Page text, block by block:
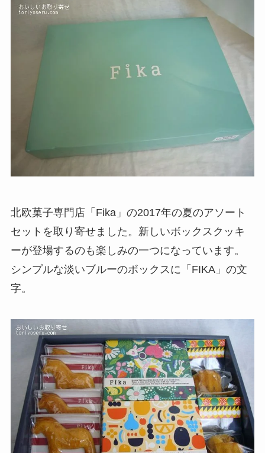
北欧菓子専門店「Fika」の2017年の夏のアソート
セットを取り寄せました。新しいボックスクッキ
ーが登場するのも楽しみの一つになっています。
シンプルな淡いブルーのボックスに「FIKA」の文
字。